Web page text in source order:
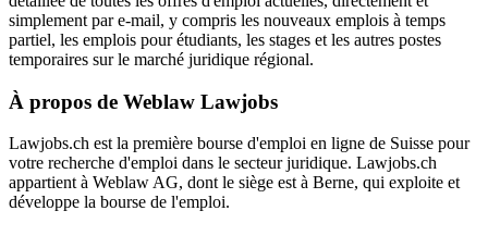
simplement par e-mail, y compris les nouveaux emplois à temps
partiel, les emplois pour étudiants, les stages et les autres postes
temporaires sur le marché juridique régional.
À propos de Weblaw Lawjobs
Lawjobs.ch est la première bourse d'emploi en ligne de Suisse pour
votre recherche d'emploi dans le secteur juridique. Lawjobs.ch
appartient à Weblaw AG, dont le siège est à Berne, qui exploite et
développe la bourse de l'emploi.